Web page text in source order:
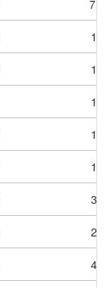
7,5
11
15
11
15
11
30
22
45